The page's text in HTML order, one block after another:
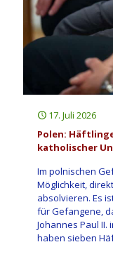
17. Juli 2026
Polen:
katholischer
Im polnischen
Möglichkeit,
absolvieren. Es
für Gefangene,
Johannes Paul II.
haben sieben